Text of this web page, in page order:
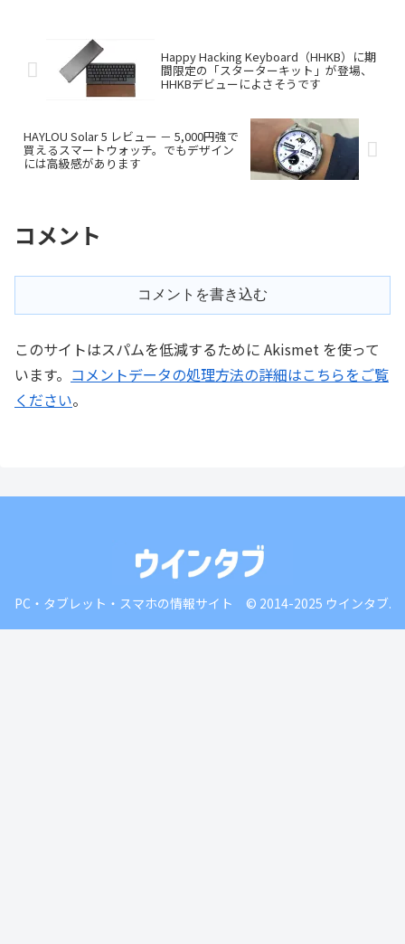
Happy Hacking Keyboard（HHKB）に期
間限定の「スターターキット」が登場、
HHKBデビューによさそうです
HAYLOU Solar 5 レビュー － 5,000円強で
買えるスマートウォッチ。でもデザイン
には高級感があります
コメント
コメントを書き込む
このサイトはスパムを低減するために Akismet を使って
います。 コメントデータの処理方法の詳細はこちらをご覧
ください。
PC・タブレット・スマホの情報サイト © 2014-2025 ウインタブ.